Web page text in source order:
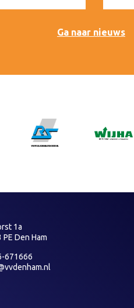
Ga naar nieuws
1a
PE Den Ham
671666